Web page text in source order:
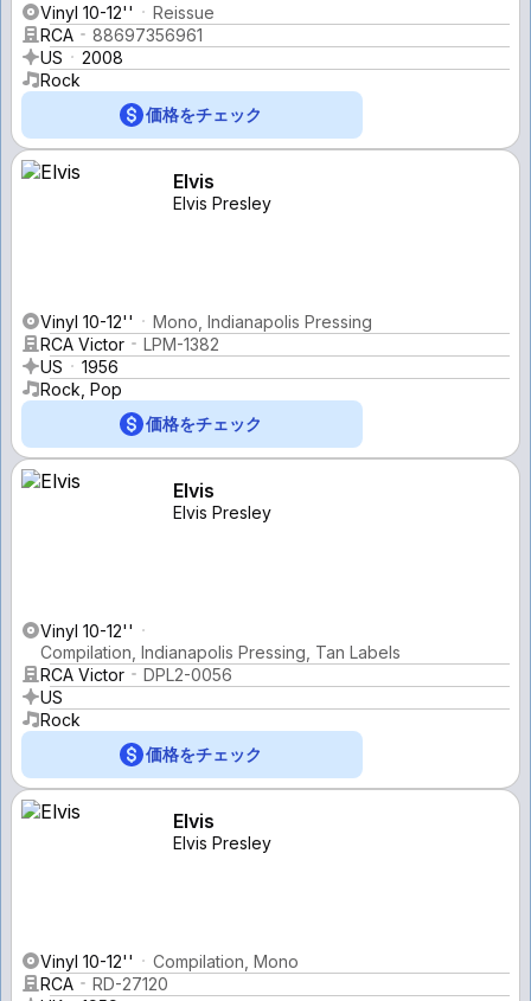
Vinyl 10-12''
Reissue
RCA
88697356961
US
2008
Rock
価格をチェック
Elvis
Elvis Presley
Vinyl 10-12''
Mono, Indianapolis Pressing
RCA Victor
LPM-1382
US
1956
Rock, Pop
価格をチェック
Elvis
Elvis Presley
Vinyl 10-12''
Compilation, Indianapolis Pressing, Tan Labels
RCA Victor
DPL2-0056
US
Rock
価格をチェック
Elvis
Elvis Presley
Vinyl 10-12''
Compilation, Mono
RCA
RD-27120